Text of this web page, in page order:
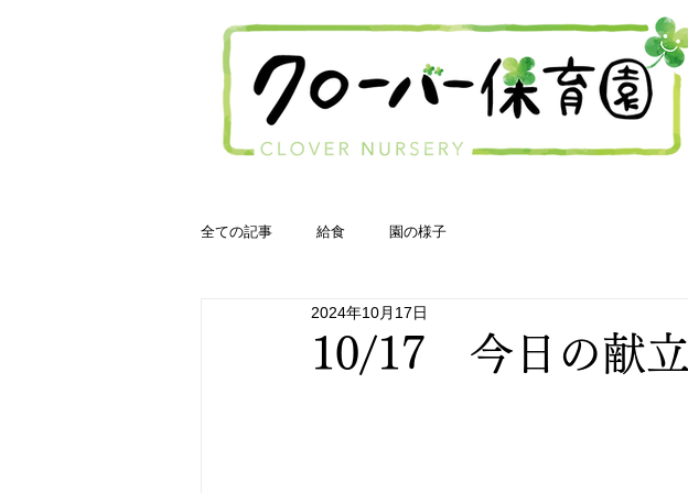
全ての記事 給食 園の様子
10/17 今日の献立
2024年10月17日